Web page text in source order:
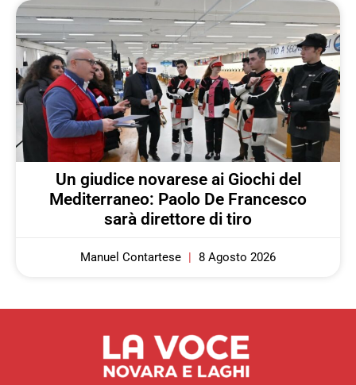
Un giudice novarese ai Giochi del
Mediterraneo: Paolo De Francesco
sarà direttore di tiro
Manuel Contartese 8 Agosto 2026